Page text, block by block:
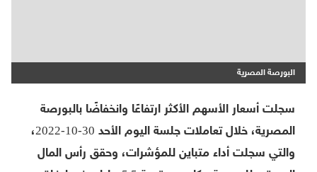
البورصة المصرية
سجلت أسعار الأسهم الأكثر ارتفاعًا وانخفاضًا بالبورصة
المصرية، خلال تعاملات جلسة اليوم الأحد 30-10-2022،
والتي سجلت أداء متباين للمؤشرات، وحقق رأس المال